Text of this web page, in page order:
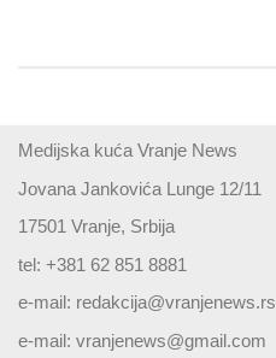
Medijska kuća Vranje News
Jovana Jankovića Lunge 12/11
17501 Vranje, Srbija
tel: +381 62 851 8881
e-mail: redakcija@vranjenews.rs
e-mail: vranjenews@gmail.com